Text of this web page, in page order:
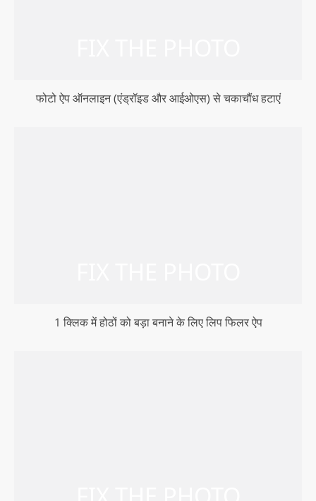
फोटो ऐप ऑनलाइन (एंड्रॉइड और आईओएस) से चकाचौंध हटाएं
1 क्लिक में होठों को बड़ा बनाने के लिए लिप फिलर ऐप